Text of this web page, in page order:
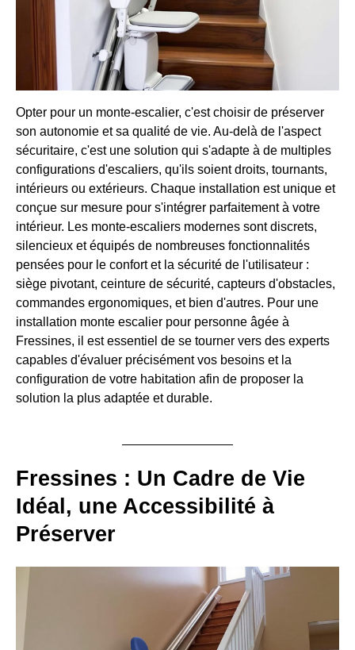
Opter pour un monte-escalier, c'est choisir de préserver
son autonomie et sa qualité de vie. Au-delà de l'aspect
sécuritaire, c'est une solution qui s'adapte à de multiples
configurations d'escaliers, qu'ils soient droits, tournants,
intérieurs ou extérieurs. Chaque installation est unique et
conçue sur mesure pour s'intégrer parfaitement à votre
intérieur. Les monte-escaliers modernes sont discrets,
silencieux et équipés de nombreuses fonctionnalités
pensées pour le confort et la sécurité de l'utilisateur :
siège pivotant, ceinture de sécurité, capteurs d'obstacles,
commandes ergonomiques, et bien d'autres. Pour une
installation monte escalier pour personne âgée à
Fressines, il est essentiel de se tourner vers des experts
capables d'évaluer précisément vos besoins et la
configuration de votre habitation afin de proposer la
solution la plus adaptée et durable.
Fressines : Un Cadre de Vie
Idéal, une Accessibilité à
Préserver